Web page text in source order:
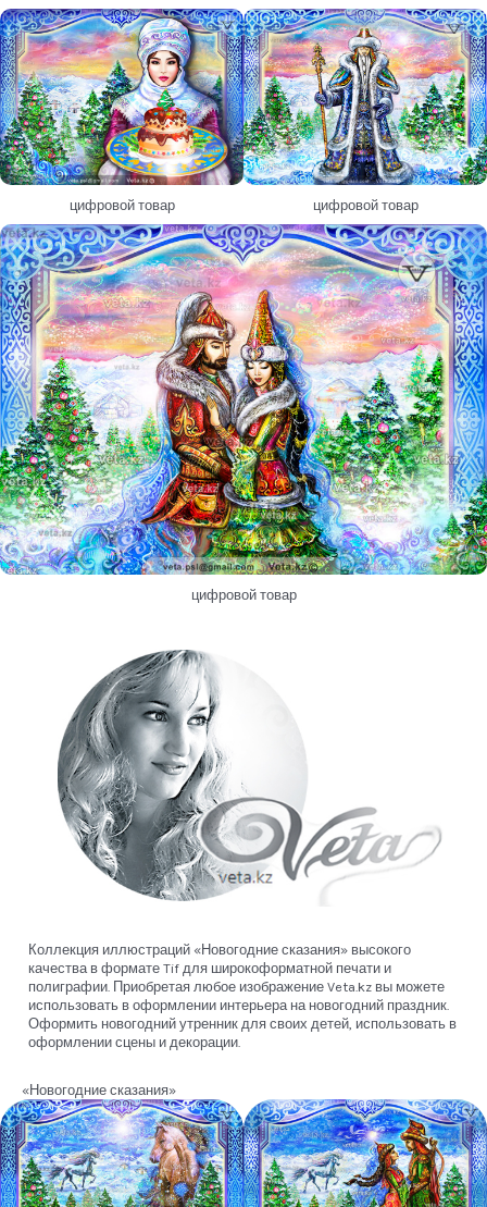
цифровой товар цифровой товар
цифровой товар
Коллекция иллюстраций «Новогодние сказания» высокого
качества в формате Tif для широкоформатной печати и
полиграфии. Приобретая любое изображение Veta.kz вы можете
использовать в оформлении интерьера на новогодний праздник.
Оформить новогодний утренник для своих детей, использовать в
оформлении сцены и декорации.
«Новогодние сказания»